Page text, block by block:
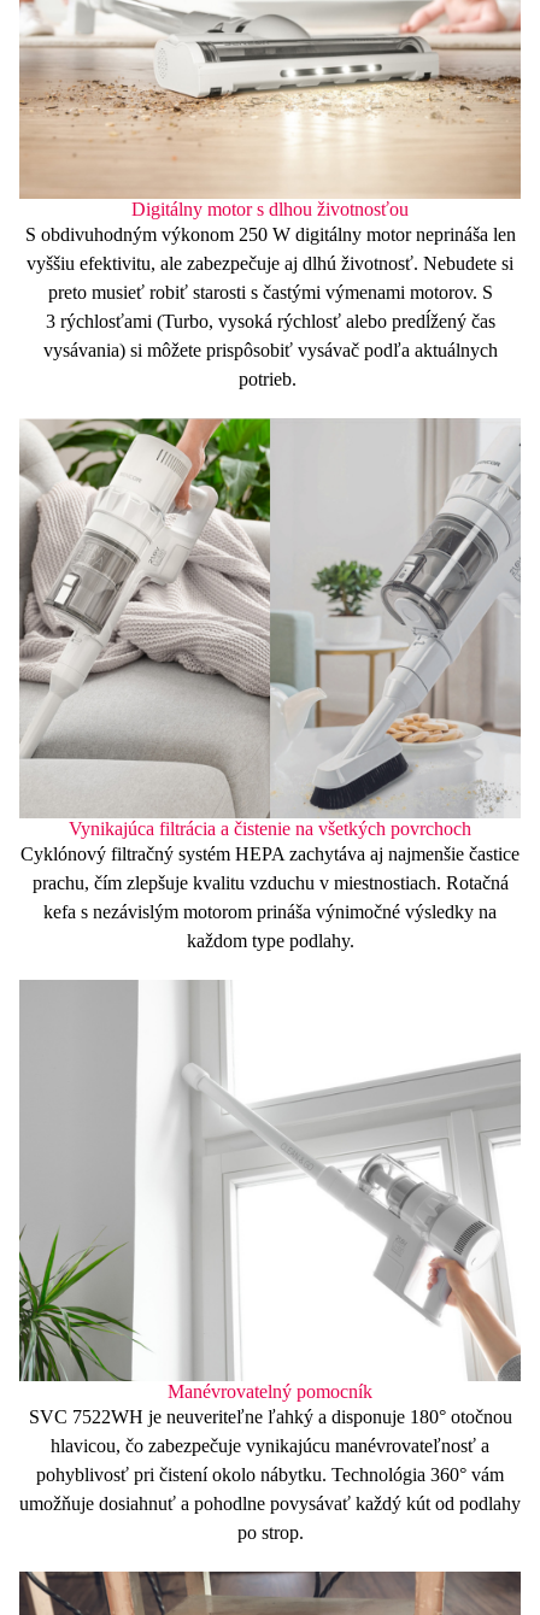
Digitálny motor s dlhou životnosťou
S obdivuhodným výkonom250 Wdigitálny motor neprináša len
vyššiu efektivitu, ale zabezpečuje aj dlhú životnosť. Nebudete si
preto musieť robiť starosti s častými výmenami motorov. S
3 rýchlosťami (Turbo, vysoká rýchlosť alebo predĺžený čas
vysávania) si môžete prispôsobiť vysávač podľa aktuálnych
potrieb.
Vynikajúca filtrácia a čistenie na všetkých povrchoch
Cyklónový filtračný systém HEPA zachytáva aj najmenšie častice
prachu, čímzlepšuje kvalitu vzduchu v miestnostiach. Rotačná
kefa s nezávislým motorom prináša výnimočné výsledky na
každom type podlahy.
Manévrovatelný pomocník
SVC 7522WH je neuveriteľne ľahkýa disponuje 180° otočnou
hlavicou, čo zabezpečuje vynikajúcu manévrovateľnosť a
pohyblivosť pri čistení okolo nábytku. Technológia 360° vám
umožňuje dosiahnuť a pohodlne povysávať každý kút od podlahy
po strop.